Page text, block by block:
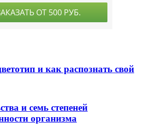
и как распознать свой
и семь степеней
организма